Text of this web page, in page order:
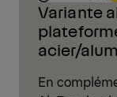
Variante
acier/
En